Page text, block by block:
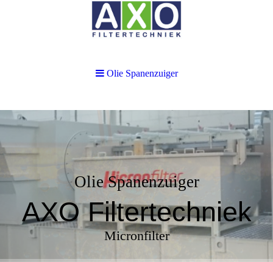
Olie Spanenzuiger
AXO Filtertechniek
Micronfilter
Olie Spanenzuiger